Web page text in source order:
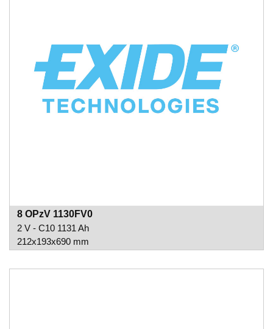
8 OPzV 1130FV0
2 V - C10 1131 Ah
212x193x690 mm